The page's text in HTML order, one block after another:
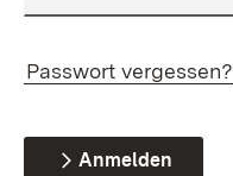
Passwort vergessen?
Anmelden